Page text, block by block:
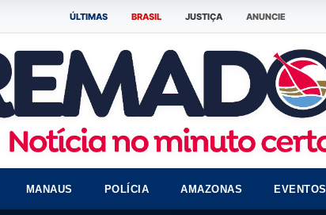
ÚLTIMAS BRASIL JUSTIÇA ANUNCIE
MANAUS POLÍCIA AMAZONAS EVENTOS